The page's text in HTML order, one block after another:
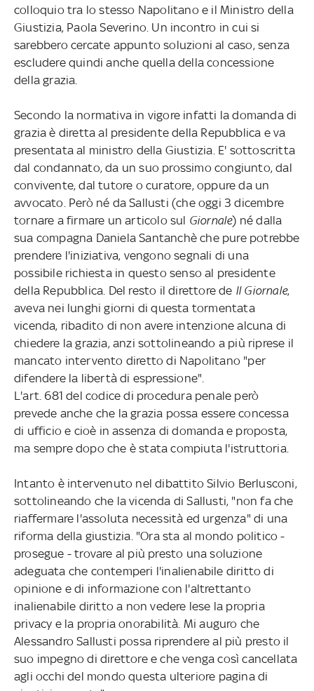
colloquio tra lo stesso Napolitano e il Ministro della
Giustizia, Paola Severino. Un incontro in cui si
sarebbero cercate appunto soluzioni al caso, senza
escludere quindi anche quella della concessione
della grazia.
Secondo la normativa in vigore infatti la domanda di
grazia è diretta al presidente della Repubblica e va
presentata al ministro della Giustizia. E' sottoscritta
dal condannato, da un suo prossimo congiunto, dal
convivente, dal tutore o curatore, oppure da un
avvocato. Però né da Sallusti (che oggi 3 dicembre
tornare a firmare un articolo sul Giornale) né dalla
sua compagna Daniela Santanchè che pure potrebbe
prendere l'iniziativa, vengono segnali di una
possibile richiesta in questo senso al presidente
della Repubblica. Del resto il direttore de Il Giornale,
aveva nei lunghi giorni di questa tormentata
vicenda, ribadito di non avere intenzione alcuna di
chiedere la grazia, anzi sottolineando a più riprese il
mancato intervento diretto di Napolitano "per
difendere la libertà di espressione".
L'art. 681 del codice di procedura penale però
prevede anche che la grazia possa essere concessa
di ufficio e cioè in assenza di domanda e proposta,
ma sempre dopo che è stata compiuta l'istruttoria.
Intanto è intervenuto nel dibattito Silvio Berlusconi,
sottolineando che la vicenda di Sallusti, "non fa che
riaffermare l'assoluta necessità ed urgenza" di una
riforma della giustizia. "Ora sta al mondo politico -
prosegue - trovare al più presto una soluzione
adeguata che contemperi l'inalienabile diritto di
opinione e di informazione con l'altrettanto
inalienabile diritto a non vedere lese la propria
privacy e la propria onorabilità. Mi auguro che
Alessandro Sallusti possa riprendere al più presto il
suo impegno di direttore e che venga così cancellata
agli occhi del mondo questa ulteriore pagina di